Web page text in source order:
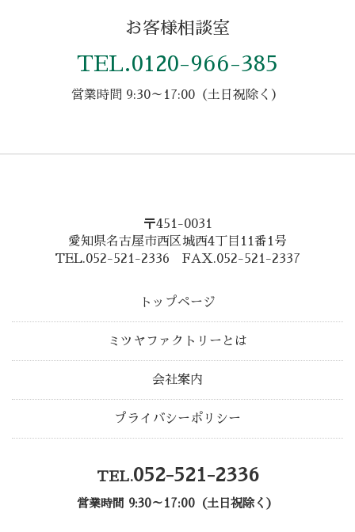
お客様相談室
TEL.0120-966-385
営業時間 9:30～17:00（土日祝除く）
〒451-0031
愛知県名古屋市西区城西4丁目11番1号
TEL.052-521-2336 FAX.052-521-2337
トップページ
ミツヤファクトリーとは
会社案内
プライバシーポリシー
TEL.052-521-2336
営業時間 9:30～17:00（土日祝除く）